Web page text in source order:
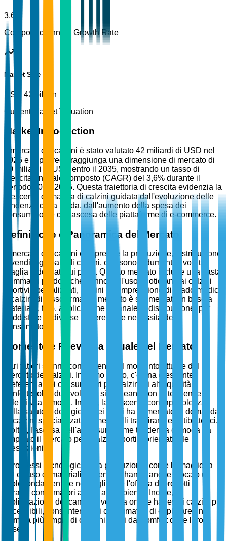
3.6%
Compound Annual Growth Rate
Market Size
USD 42 billion
Current Market Valuation
Market Introduction
Il mercato dei calzini è stato valutato 42 miliardi di USD nel
2025 e si prevede raggiunga una dimensione di mercato di
60 miliardi di USD entro il 2035, mostrando un tasso di
crescita annuale composto (CAGR) del 3,6% durante il
periodo 2026-2035. Questa traiettoria di crescita evidenzia la
crescente domanda di calzini guidata dall'evoluzione delle
tendenze della moda, dall'aumento della spesa dei
consumatori e dall'ascesa delle piattaforme di e-commerce.
Definizione e Panoramica del Mercato
Il mercato dei calzini comprende la produzione, distribuzione
e vendita globale di calzini, che sono indumenti lavorati a
maglia indossati sui piedi. Questo mercato include una vasta
gamma di prodotti che vanno dall'uso quotidiano ai calzini
sportivi specializzati, calzini a compressione di grado medico
e calzini di lusso firmati. Il mercato è segmentato in base a
materiale, tipo, applicazione e canale di distribuzione, per
soddisfare le diverse preferenze e necessità dei
consumatori.
Momento e Rilevanza Attuale del Mercato
Vari fattori stanno contribuendo al momento attuale del
mercato dei calzini. In primo luogo, c'è una crescente
preferenza dei consumatori per calzini di alta qualità,
confortevoli e durevoli che si allineano con le tendenze di
stile di vita e moda. Inoltre, la crescente consapevolezza
della salute e dell'igiene dei piedi ha alimentato la domanda
di calzini specializzati, come quelli traspiranti e antibatterici.
Inoltre, l'ascesa dell'athleisure come tendenza di moda ha
ampliato il mercato per i calzini sportivi orientati alle
prestazioni.
I progressi tecnologici nella produzione, come la maglieria
3D e l'uso di materiali sostenibili, hanno anche giocato un
ruolo fondamentale nel migliorare l'offerta di prodotti e
attrarre consumatori attenti all'ambiente. Inoltre, la
proliferazione dei canali di vendita online ha reso i calzini più
accessibili, consentendo ai consumatori di esplorare una
gamma più ampia di opzioni e stili dal comfort delle loro
case.